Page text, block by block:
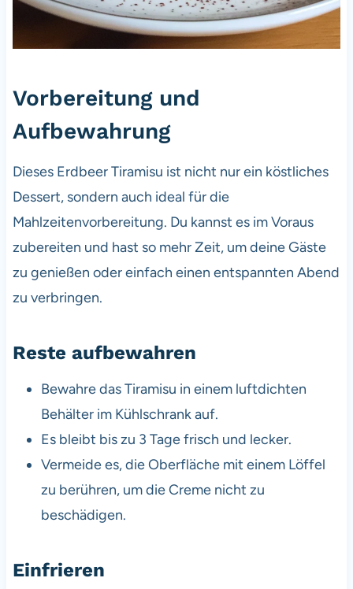
Vorbereitung und
Aufbewahrung
Dieses Erdbeer Tiramisu ist nicht nur ein köstliches
Dessert, sondern auch ideal für die
Mahlzeitenvorbereitung. Du kannst es im Voraus
zubereiten und hast so mehr Zeit, um deine Gäste
zu genießen oder einfach einen entspannten Abend
zu verbringen.
Reste aufbewahren
Bewahre das Tiramisu in einem luftdichten
Behälter im Kühlschrank auf.
Es bleibt bis zu 3 Tage frisch und lecker.
Vermeide es, die Oberfläche mit einem Löffel
zu berühren, um die Creme nicht zu
beschädigen.
Einfrieren